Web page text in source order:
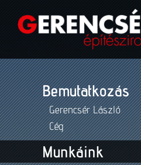
Bemutatkozás
Gerencsér László
Cég
Munkáink